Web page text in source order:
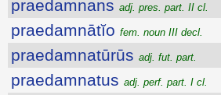
praedamnans adj. pres. part. II cl.
praedamnātĭo fem. noun III decl.
praedamnatūrūs adj. fut. part.
praedamnatus adj. perf. part. I cl.